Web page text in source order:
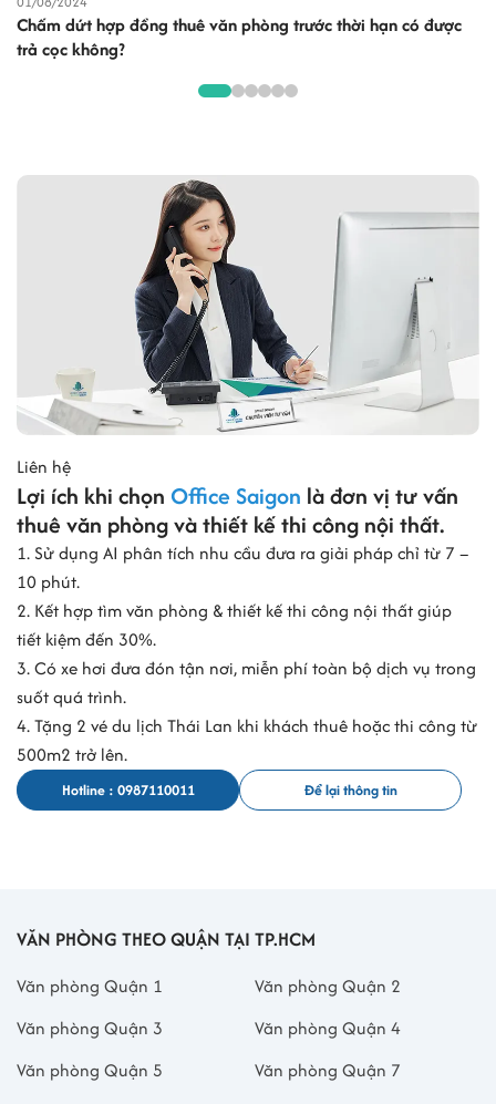
trước thời hạn có được Chuyển văn phòng mới cần
Liên hệ
Lợi ích khi chọn Office Saigon là đơn vị tư vấn
thuê văn phòng và thiết kế thi công nội thất.
1. Sử dụng AI phân tích nhu cầu đưa ra giải pháp chỉ từ 7 –
10 phút.
2. Kết hợp tìm văn phòng & thiết kế thi công nội thất giúp
tiết kiệm đến 30%.
3. Có xe hơi đưa đón tận nơi, miễn phí toàn bộ dịch vụ trong
suốt quá trình.
4. Tặng 2 vé du lịch Thái Lan khi khách thuê hoặc thi công từ
500m2 trở lên.
Hotline : 0987110011 Để lại thông tin
VĂN PHÒNG THEO QUẬN TẠI TP.HCM
Văn phòng Quận 1
Văn phòng Quận 2
Văn phòng Quận 3
Văn phòng Quận 4
Văn phòng Quận 5
Văn phòng Quận 7